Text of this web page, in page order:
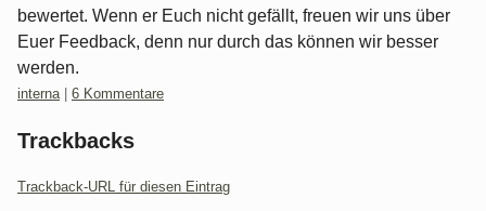
bewertet. Wenn er Euch nicht gefällt, freuen wir uns über
Euer Feedback, denn nur durch das können wir besser
werden.
Kategorien:
interna 6 Kommentare
Trackbacks
Trackback-URL für diesen Eintrag